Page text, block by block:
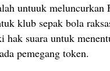
untuuk meluncurkan
klub sepak bola
suara untuk
pemegang token.